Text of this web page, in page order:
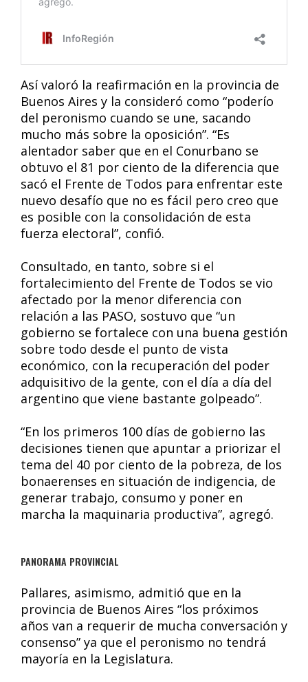
Así valoró la reafirmación en la provincia de
Buenos Aires y la consideró como “poderío
del peronismo cuando se une, sacando
mucho más sobre la oposición”. “Es
alentador saber que en el Conurbano se
obtuvo el 81 por ciento de la diferencia que
sacó el Frente de Todos para enfrentar este
nuevo desafío que no es fácil pero creo que
es posible con la consolidación de esta
fuerza electoral”, confió.
Consultado, en tanto, sobre si el
fortalecimiento del Frente de Todos se vio
afectado por la menor diferencia con
relación a las PASO, sostuvo que “un
gobierno se fortalece con una buena gestión
sobre todo desde el punto de vista
económico, con la recuperación del poder
adquisitivo de la gente, con el día a día del
argentino que viene bastante golpeado”.
“En los primeros 100 días de gobierno las
decisiones tienen que apuntar a priorizar el
tema del 40 por ciento de la pobreza, de los
bonaerenses en situación de indigencia, de
generar trabajo, consumo y poner en
marcha la maquinaria productiva”, agregó.
PANORAMA PROVINCIAL
Pallares, asimismo, admitió que en la
provincia de Buenos Aires “los próximos
años van a requerir de mucha conversación y
consenso” ya que el peronismo no tendrá
mayoría en la Legislatura.